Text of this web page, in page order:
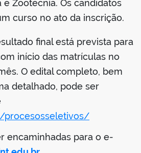
e Zootecnia. Os candidatos
curso no ato da inscrição.
final está prevista para
início das matrículas no
O edital completo, bem
detalhado, pode ser
procesosseletivos/
encaminhadas para o e-